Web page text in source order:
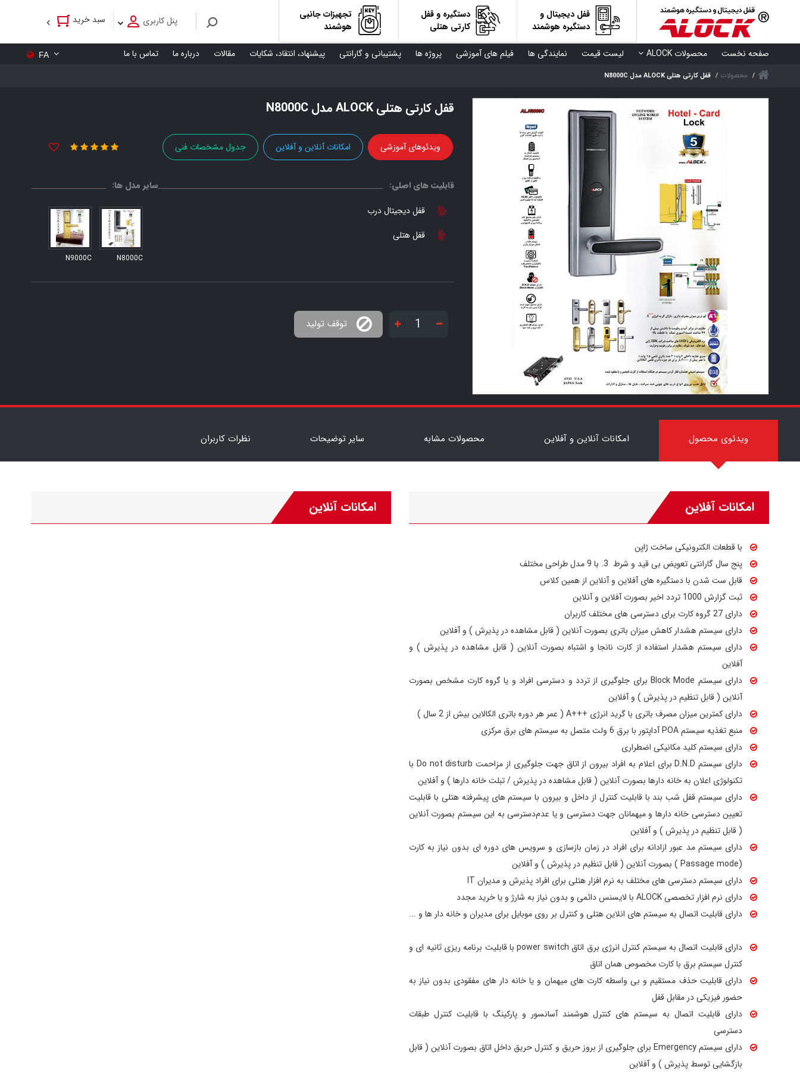
قفل دیجیتال و
دستگیره هوشمند
دستگیره و قفل
کارتی هتلی
تجهیزات جانبی
هوشمند
سبد خرید پنل کاربری
صفحه نخست محصولات ALOCK لیست قیمت نمایندگی ها فیلم های آموزشی پروژه ها پشتیبانی و گارانتی پیشنهاد، انتقاد، شکایات مقالات درباره ما تماس با ما FA
محصولات قفل کارتی هتلی ALOCK مدل N8000C
قفل کارتی هتلی ALOCK مدل N8000C
ویدئوهای آموزشی امکانات آنلاین و آفلاین جدول مشخصات فنی
قابلیت های اصلی:
قفل دیجیتال درب
قفل هتلی
سایر مدل ها:
N8000C
N9000C
توقف تولید
ویدئوی محصول امکانات آنلاین و آفلاین محصولات مشابه سایر توضیحات نظرات کاربران
امکانات آفلاین
با قطعات الکترونیکی ساخت ژاپن
پنج سال گارانتی تعویض بی قید و شرط 3. با 9 مدل طراحی مختلف
قابل ست شدن با دستگیره های آفلاین و آنلاین از همین کلاس
ثبت گزارش 1000 تردد اخیر بصورت آفلاین و آنلاین
دارای 27 گروه کارت برای دسترسی های مختلف کاربران
دارای سیستم هشدار کاهش میزان باتری بصورت آنلاین ( قابل مشاهده در پذیرش ) و آفلاین
دارای سیستم هشدار استفاده از کارت نانجا و اشتباه بصورت آنلاین ( قابل مشاهده در پذیرش ) و
آفلاین
دارای سیستم Block Mode برای جلوگیری از تردد و دسترسی افراد و یا گروه کارت مشخص بصورت
آنلاین ( قابل تنظیم در پذیرش ) و آفلاین
دارای کمترین میزان مصرف باتری با گرید انرژی +++A ( عمر هر دوره باتری الکالاین بیش از 2 سال )
منبع تغذیه سیستم POA آداپتور با برق 6 ولت متصل به سیستم های برق مرکزی
دارای سیستم کلید مکانیکی اضطراری
دارای سیستم D.N.D برای اعلام به افراد بیرون از اتاق جهت جلوگیری از مزاحمت Do not disturb با
تکنولوژی اعلان به خانه دارها بصورت آنلاین ( قابل مشاهده در پذیرش / تبلت خانه دارها ) و آفلاین
دارای سیستم قفل شب بند با قابلیت کنترل از داخل و بیرون با سیستم های پیشرفته هتلی با قابلیت
تعیین دسترسی خانه دارها و میهمانان جهت دسترسی و یا عدم‌دسترسی به این سیستم بصورت آنلاین
( قابل تنظیم در پذیرش ) و آفلاین
دارای سیستم مد عبور ازادانه برای افراد در زمان بازسازی و سرویس های دوره ای بدون نیاز به کارت
(Passage mode ) بصورت آنلاین ( قابل تنظیم در پذیرش ) و آفلاین
دارای سیستم دسترسی های مختلف به نرم افزار هتلی برای افراد پذیرش و مدیران IT
دارای نرم افزار تخصصی ALOCK با لایسنس دائمی و بدون نیاز به شارژ و یا خرید مجدد
دارای قابلیت اتصال به سیستم های انلاین هتلی و کنترل بر روی موبایل برای مدیران و خانه دار ها و ...
دارای قابلیت اتصال به سیستم کنترل انرژی برق اتاق power switch با قابلیت برنامه ریزی ثانیه ای و
کنترل سیستم برق با کارت مخصوص همان اتاق
دارای قابلیت حذف مستقیم و بی واسطه کارت های میهمان و یا خانه دار های مفقودی بدون نیاز به
حضور فیزیکی در مقابل قفل
دارای قابلیت اتصال به سیستم های کنترل هوشمند آسانسور و پارکینگ با قابلیت کنترل طبقات
دسترسی
دارای سیستم Emergency برای جلوگیری از بروز حریق و کنترل حریق داخل اتاق بصورت آنلاین ( قابل
بازگشایی توسط پذیرش ) و آفلاین
امکانات آنلاین